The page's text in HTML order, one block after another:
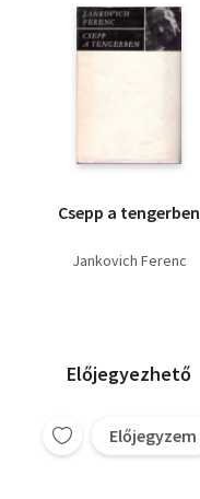
Csepp a tengerben
Jankovich Ferenc
Előjegyezhető
Előjegyzem